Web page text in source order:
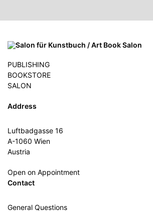
PUBLISHING
BOOKSTORE
SALON
Address
Luftbadgasse 16
A-1060 Wien
Austria
Open on Appointment
Contact
General Questions